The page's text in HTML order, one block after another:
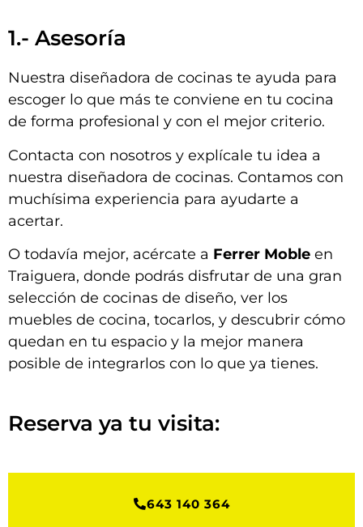
1.- Asesoría
Nuestra diseñadora de cocinas te ayuda para
escoger lo que más te conviene en tu cocina
de forma profesional y con el mejor criterio.
Contacta con nosotros y explícale tu idea a
nuestra diseñadora de cocinas. Contamos con
muchísima experiencia para ayudarte a
acertar.
O todavía mejor, acércate a Ferrer Moble en
Traiguera, donde podrás disfrutar de una gran
selección de cocinas de diseño, ver los
muebles de cocina, tocarlos, y descubrir cómo
quedan en tu espacio y la mejor manera
posible de integrarlos con lo que ya tienes.
Reserva ya tu visita:
643 140 364